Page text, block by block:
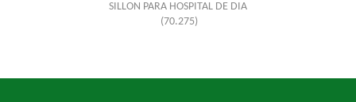
SILLON PARA HOSPITAL DE DIA
(70.275)